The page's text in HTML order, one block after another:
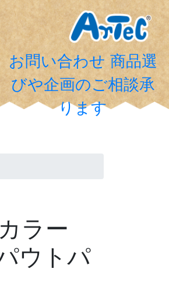
お問い合わせ 商品選
びや企画のご相談承
ります
ラー
ウトパ